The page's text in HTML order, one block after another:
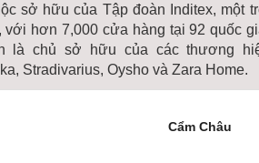
sở hữu của Tập đoàn Inditex, một
với hơn 7,000 cửa hàng tại 92 quốc
là chủ sở hữu của các thương
Stradivarius, Oysho và Zara Home.
Cẩm Châu